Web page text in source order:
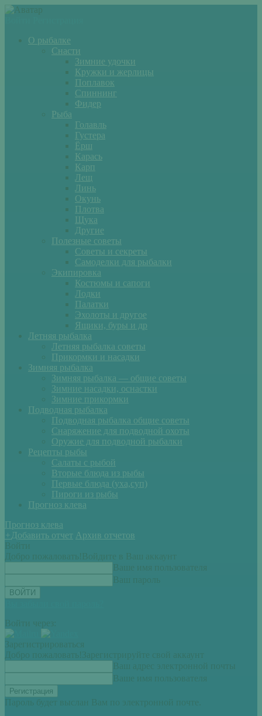
О рыбалке
Снасти
Зимние удочки
Кружки и жерлицы
Поплавок
Спиннинг
Фидер
Рыба
Голавль
Густера
Ёрш
Карась
Карп
Лещ
Линь
Окунь
Плотва
Щука
Другие
Полезные советы
Советы и секреты
Самоделки для рыбалки
Экипировка
Костюмы и сапоги
Лодки
Палатки
Эхолоты и другое
Ящики, буры и др
Летняя рыбалка
Летняя рыбалка советы
Прикормки и насадки
Зимняя рыбалка
Зимняя рыбалка — общие советы
Зимние насадки, оснастки
Зимние прикормки
Подводная рыбалка
Подводная рыбалка общие советы
Снаряжение для подводной охоты
Оружие для подводной рыбалки
Рецепты рыбы
Салаты с рыбой
Вторые блюда из рыбы
Первые блюда (уха,суп)
Пироги из рыбы
Прогноз клева
Прогноз клева
+ Добавить отчет Архив отчетов
Войти
Добро пожаловать! Войдите в Ваш аккаунт
Ваше имя пользователя
Ваш пароль
Войти через:
Зарегистрироваться
Добро пожаловать! Зарегистрируйте свой аккаунт
Ваш адрес электронной почты
Ваше имя пользователя
Пароль будет выслан Вам по электронной почте.